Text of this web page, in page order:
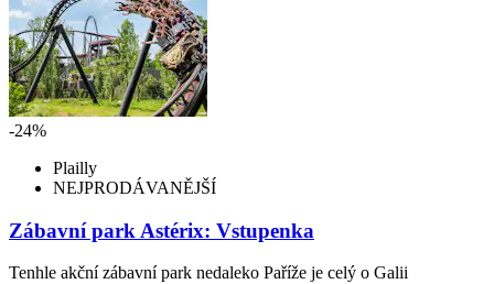
-24%
Plailly
NEJPRODÁVANĚJŠÍ
Zábavní park Astérix: Vstupenka
Tenhle akční zábavní park nedaleko Paříže je celý o Galii